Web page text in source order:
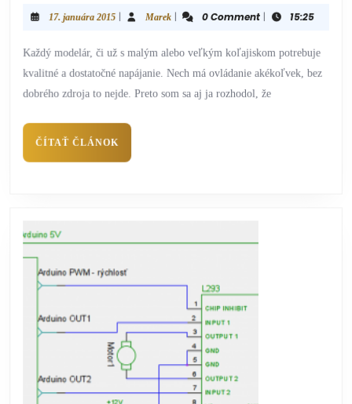
17. januára 2015 | Marek | 0 Comment | 15:25
Každý modelár, či už s malým alebo veľkým koľajiskom potrebuje
kvalitné a dostatočné napájanie. Nech má ovládanie akékoľvek, bez
dobrého zdroja to nejde. Preto som sa aj ja rozhodol, že
ČÍTAŤ ČLÁNOK